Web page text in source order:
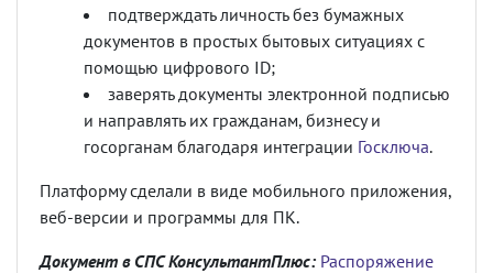
подтверждать личность без бумажных
документов в простых бытовых ситуациях с
помощью цифрового ID;
заверять документы электронной подписью
и направлять их гражданам, бизнесу и
госорганам благодаря интеграции Госключа.
Платформу сделали в виде мобильного приложения,
веб-версии и программы для ПК.
Документ в СПС КонсультантПлюс: Распоряжение